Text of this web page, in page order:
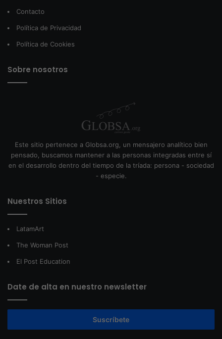
Contacto
Política de Privacidad
Política de Cookies
Sobre nosotros
Este sitio pertenece a Globsa.org, un mensajero analítico bien
pensado, buscamos mantener a las personas integradas entre sí
en el desarrollo dentro del tiempo de la tríada: persona - sociedad
- especie.
Nuestros Sitios
LatamArt
The Woman Post
El Post Education
Date de alta en nuestro newsletter
Suscríbete